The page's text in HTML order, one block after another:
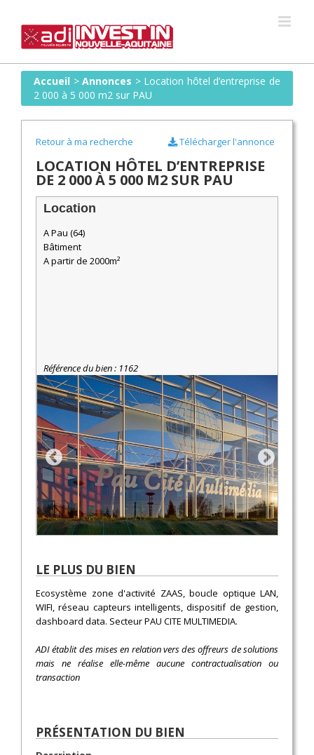
content
Accueil >Annonces > Location hôtel d’entreprise de
2 000 à 5 000 m2 sur PAU
Retour à ma recherche
LOCATION HÔTEL D’ENTREPRISE
DE 2 000 À 5 000 M2 SUR PAU
Télécharger l'annonce
Location
A Pau (64)
Bâtiment
A partir de 2000m²
Référence du bien : 1162
LE PLUS DU BIEN
Ecosystème zone d'activité ZAAS, boucle optique LAN,
WIFI, réseau capteurs intelligents, dispositif de gestion,
dashboard data. Secteur PAU CITE MULTIMEDIA.
ADI établit des mises en relation vers des offreurs de solutions
mais ne réalise elle-même aucune contractualisation ou
transaction
PRÉSENTATION DU BIEN